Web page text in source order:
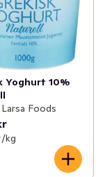
Yoghurt 10%
Foods
/kg